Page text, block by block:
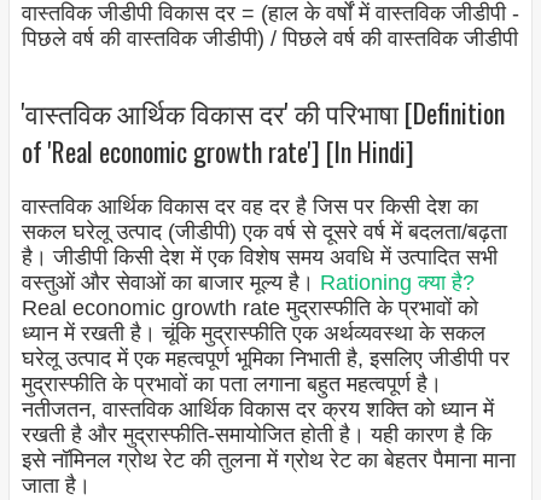
वास्तविक जीडीपी विकास दर = (हाल के वर्षों में वास्तविक जीडीपी -
पिछले वर्ष की वास्तविक जीडीपी) / पिछले वर्ष की वास्तविक जीडीपी
'वास्तविक आर्थिक विकास दर' की परिभाषा [Definition
of 'Real economic growth rate'] [In Hindi]
वास्तविक आर्थिक विकास दर वह दर है जिस पर किसी देश का
सकल घरेलू उत्पाद (जीडीपी) एक वर्ष से दूसरे वर्ष में बदलता/बढ़ता
है। जीडीपी किसी देश में एक विशेष समय अवधि में उत्पादित सभी
वस्तुओं और सेवाओं का बाजार मूल्य है। Rationing क्या है?
Real economic growth rate मुद्रास्फीति के प्रभावों को
ध्यान में रखती है। चूंकि मुद्रास्फीति एक अर्थव्यवस्था के सकल
घरेलू उत्पाद में एक महत्वपूर्ण भूमिका निभाती है, इसलिए जीडीपी पर
मुद्रास्फीति के प्रभावों का पता लगाना बहुत महत्वपूर्ण है।
नतीजतन, वास्तविक आर्थिक विकास दर क्रय शक्ति को ध्यान में
रखती है और मुद्रास्फीति-समायोजित होती है। यही कारण है कि
इसे नॉमिनल ग्रोथ रेट की तुलना में ग्रोथ रेट का बेहतर पैमाना माना
जाता है।